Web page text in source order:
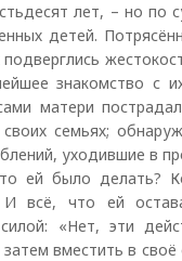
лет, – но по
детей.
знакомство с
матери
семьях;
уходившие в
ей было делать?
всё, что ей
«Нет, эти
вместить в своё